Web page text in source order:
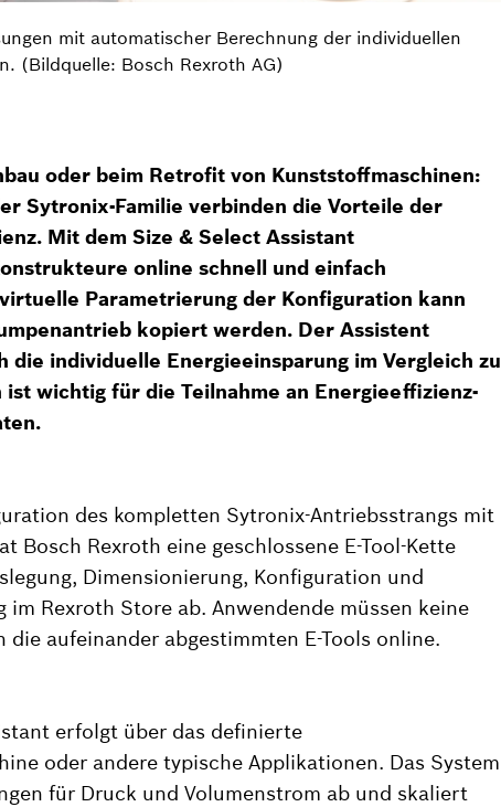
mit automatischer Berechnung der individuellen
(Bildquelle: Bosch Rexroth AG)
oder beim Retrofit von Kunststoffmaschinen:
Sytronix-Familie verbinden die Vorteile der
Mit dem Size & Select Assistant
online schnell und einfach
Parametrierung der Konfiguration kann
kopiert werden. Der Assistent
die individuelle Energieeinsparung im Vergleich zu
wichtig für die Teilnahme an Energieeffizienz-
des kompletten Sytronix-Antriebsstrangs mit
Bosch Rexroth eine geschlossene E-Tool-Kette
Dimensionierung, Konfiguration und
Rexroth Store ab. Anwendende müssen keine
aufeinander abgestimmten E-Tools online.
erfolgt über das definierte
oder andere typische Applikationen. Das System
für Druck und Volumenstrom ab und skaliert